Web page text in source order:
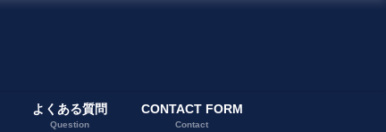
よくある質問
Question
CONTACT FORM
Contact